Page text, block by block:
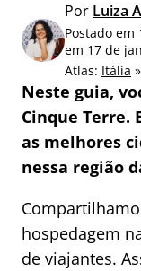
p
o
r
:
Por Luiza
Postado
em 17 de
Atlas: Itália »
Neste guia,
Cinque Terre.
as melhores
nessa região
hospedagem
de viajantes.